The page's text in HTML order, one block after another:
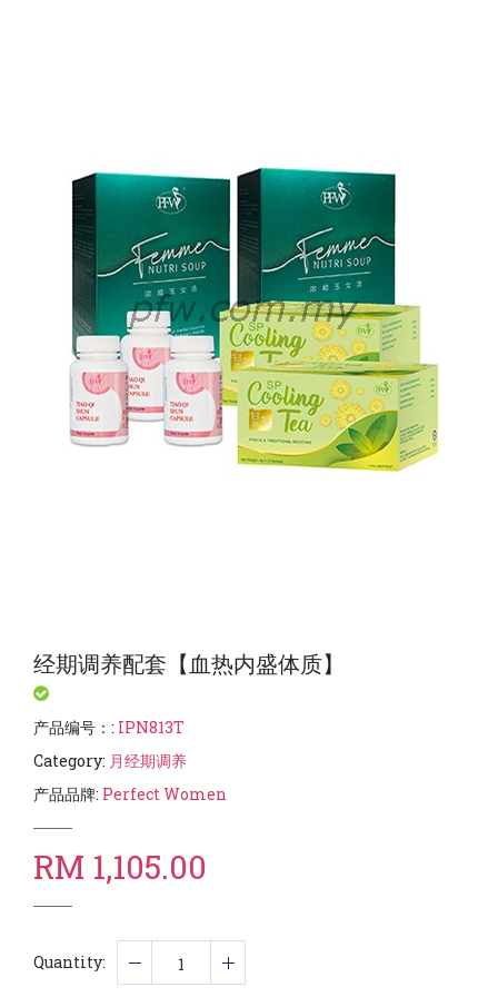
经期调养配套【血热内盛体质】
产品编号： : IPN813T
Category: 月经期调养
产品品牌: Perfect Women
RM 1,105.00
Quantity: